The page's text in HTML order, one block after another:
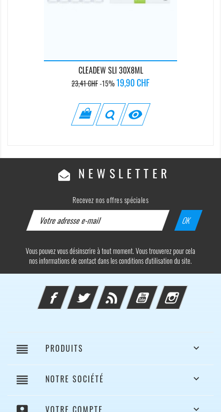
CLEADEW SLI 30X8ML
Prix
de
base
23,41 CHF-15%Prix
19,90 CHF

NEWSLETTER
Recevez nos offres spéciales
Vous pouvez vous désinscrire à tout moment. Vous trouverez pour cela
nos informations de contact dans les conditions d'utilisation du site.
FacebookTwitter Rss YouTube Instagram
reorder PRODUITS 
reorder NOTRE SOCIÉTÉ 
VOTRE COMPTE 